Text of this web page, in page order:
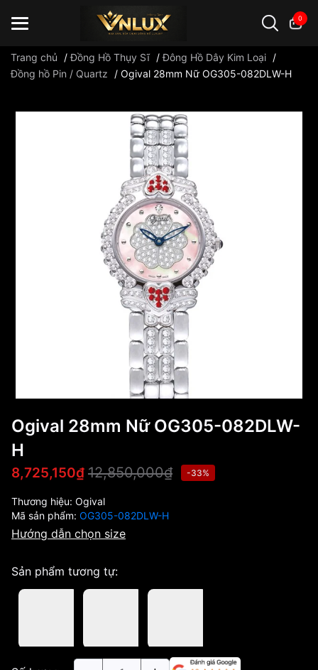
0
Trang chủ /Đồng Hồ Thụy Sĩ /Đông Hồ Dây Kim Loại /
Đồng hồ Pin / Quartz
/ Ogival 28mm Nữ OG305-082DLW-H
Ogival 28mm Nữ OG305-082DLW-
H
8,725,150₫ 12,850,000₫ -33%
Thương hiệu: Ogival
Mã sản phẩm: OG305-082DLW-H
Hướng dẫn chọn size
Sản phẩm tương tự: